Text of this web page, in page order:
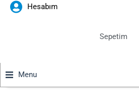
Hesabım
Sepetim
Menu